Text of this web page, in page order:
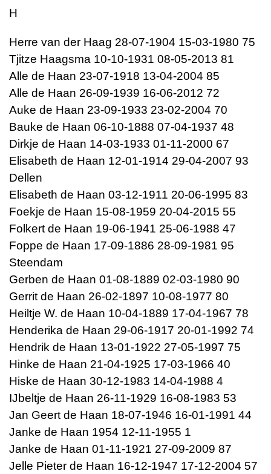
H
Herre van der Haag 28-07-1904 15-03-1980 75
Tjitze Haagsma 10-10-1931 08-05-2013 81
Alle de Haan 23-07-1918 13-04-2004 85
Alle de Haan 26-09-1939 16-06-2012 72
Auke de Haan 23-09-1933 23-02-2004 70
Bauke de Haan 06-10-1888 07-04-1937 48
Dirkje de Haan 14-03-1933 01-11-2000 67
Elisabeth de Haan 12-01-1914 29-04-2007 93
Dellen
Elisabeth de Haan 03-12-1911 20-06-1995 83
Foekje de Haan 15-08-1959 20-04-2015 55
Folkert de Haan 19-06-1941 25-06-1988 47
Foppe de Haan 17-09-1886 28-09-1981 95
Steendam
Gerben de Haan 01-08-1889 02-03-1980 90
Gerrit de Haan 26-02-1897 10-08-1977 80
Heiltje W. de Haan 10-04-1889 17-04-1967 78
Henderika de Haan 29-06-1917 20-01-1992 74
Hendrik de Haan 13-01-1922 27-05-1997 75
Hinke de Haan 21-04-1925 17-03-1966 40
Hiske de Haan 30-12-1983 14-04-1988 4
IJbeltje de Haan 26-11-1929 16-08-1983 53
Jan Geert de Haan 18-07-1946 16-01-1991 44
Janke de Haan 1954 12-11-1955 1
Janke de Haan 01-11-1921 27-09-2009 87
Jelle Pieter de Haan 16-12-1947 17-12-2004 57